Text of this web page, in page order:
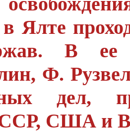
в Ялте
В ее
Ф.
дел,
США и